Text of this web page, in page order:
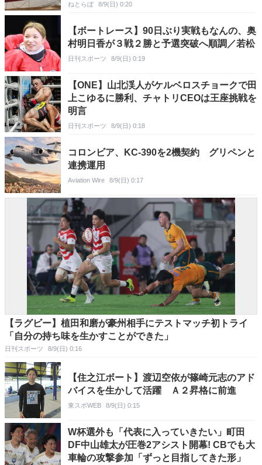
ねとらぼ 8/9(日) 0:20
【ボートレース】90日ぶり実戦もなんの、奥
村明日香が３戦２勝と予選突破へ順調／若松
日刊スポーツ 8/9(日) 0:19
【ONE】山北渓人がケルベロスチョークで田
上こゆるに勝利、チャトリCEOは王座挑戦を
明言
日刊スポーツ 8/9(日) 0:18
コロンビア、KC-390を2機契約 グリペンと
連携運用
Aviation Wire 8/9(日) 0:17
【ラグビー】植田和磨が豪州相手にテストマッチ初トライ
「自分の持ち味を生かすことができた」
日刊スポーツ 8/9(日) 0:16
【住之江ボート】渡辺空依が篠崎元志のアド
バイスを生かして活躍 Ａ２昇格に前進
東スポWEB 8/9(日) 0:15
W杯選外も「代表に入っていきたい」町田
DF中山雄太が圧巻2アシスト開幕! CBでも大
車輪の攻撃参加「ずっと目指してきた形」